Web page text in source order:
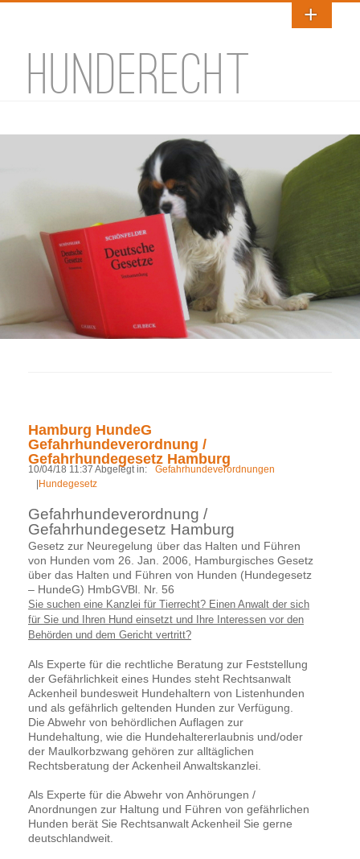
HUNDERECHT
Hamburg HundeG
Gefahrhundeverordnung /
Gefahrhundegesetz Hamburg
10/04/18 11:37 Abgelegt in:
Gefahrhundeverordnungen
|Hundegesetz
Gefahrhundeverordnung /
Gefahrhundegesetz Hamburg
Gesetz zur Neuregelung über das Halten und Führen
von Hunden vom 26. Jan. 2006, Hamburgisches Gesetz
über das Halten und Führen von Hunden (Hundegesetz
– HundeG) HmbGVBl. Nr. 56
Sie suchen eine Kanzlei für Tierrecht? Einen Anwalt der sich
für Sie und Ihren Hund einsetzt und Ihre Interessen vor den
Behörden und dem Gericht vertritt?
Als Experte für die rechtliche Beratung zur Feststellung
der Gefährlichkeit eines Hundes steht Rechtsanwalt
Ackenheil bundesweit Hundehaltern von Listenhunden
und als gefährlich geltenden Hunden zur Verfügung.
Die Abwehr von behördlichen Auflagen zur
Hundehaltung, wie die Hundehaltererlaubnis und/oder
der Maulkorbzwang gehören zur alltäglichen
Rechtsberatung der Ackenheil Anwaltskanzlei.
Als Experte für die Abwehr von Anhörungen /
Anordnungen zur Haltung und Führen von gefährlichen
Hunden berät Sie Rechtsanwalt Ackenheil Sie gerne
deutschlandweit.